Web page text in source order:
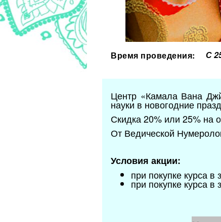
Время проведения: С
Центр «Камала Вана
науки в новогодние
Скидка 20% или 25% на
От Ведической
Условия акции:
при покупке курса в
при покупке курса